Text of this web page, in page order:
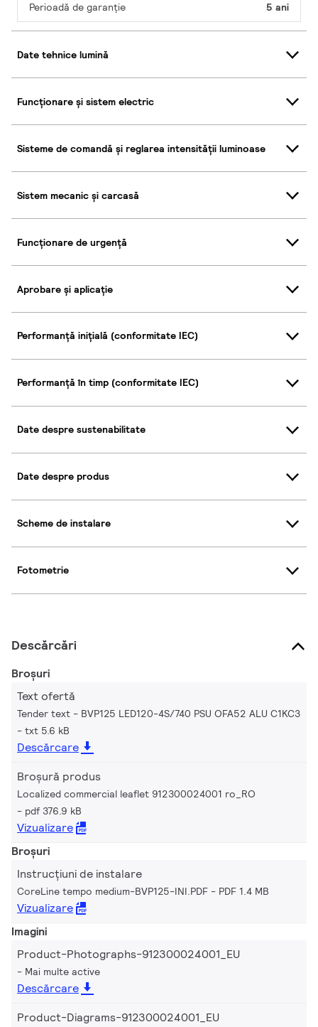
Perioadă de garanţie 5 ani
Date tehnice lumină
Funcționare și sistem electric
Sisteme de comandă și reglarea intensității luminoase
Sistem mecanic și carcasă
Funcționare de urgență
Aprobare și aplicație
Performanță inițială (conformitate IEC)
Performanță în timp (conformitate IEC)
Date despre sustenabilitate
Date despre produs
Scheme de instalare
Fotometrie
Descărcări
Broșuri
Text ofertă
Tender text - BVP125 LED120-4S/740 PSU OFA52 ALU C1KC3
txt 5.6 kB
Descărcare
Broșură produs
Localized commercial leaflet 912300024001 ro_RO
pdf 376.9 kB
Vizualizare
Broșuri
Instrucțiuni de instalare
CoreLine tempo medium-BVP125-INI.PDF PDF 1.4 MB
Vizualizare
Imagini
Product-Photographs-912300024001_EU
Mai multe active
Descărcare
Product-Diagrams-912300024001_EU